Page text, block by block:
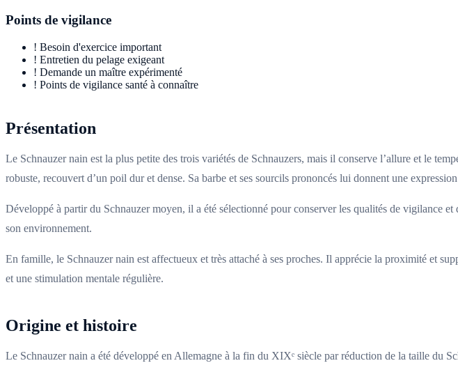
Points de vigilance
! Besoin d'exercice important
! Entretien du pelage exigeant
! Demande un maître expérimenté
! Points de vigilance santé à connaître
Présentation
Le Schnauzer nain est la plus petite des trois variétés de Schnauzers, mais il conserve l’allure et le
robuste, recouvert d’un poil dur et dense. Sa barbe et ses sourcils prononcés lui donnent une
Développé à partir du Schnauzer moyen, il a été sélectionné pour conserver les qualités de vigilance
son environnement.
En famille, le Schnauzer nain est affectueux et très attaché à ses proches. Il apprécie la proximité et
et une stimulation mentale régulière.
Origine et histoire
Le Schnauzer nain a été développé en Allemagne à la fin du XIXᵉ siècle par réduction de la taille du